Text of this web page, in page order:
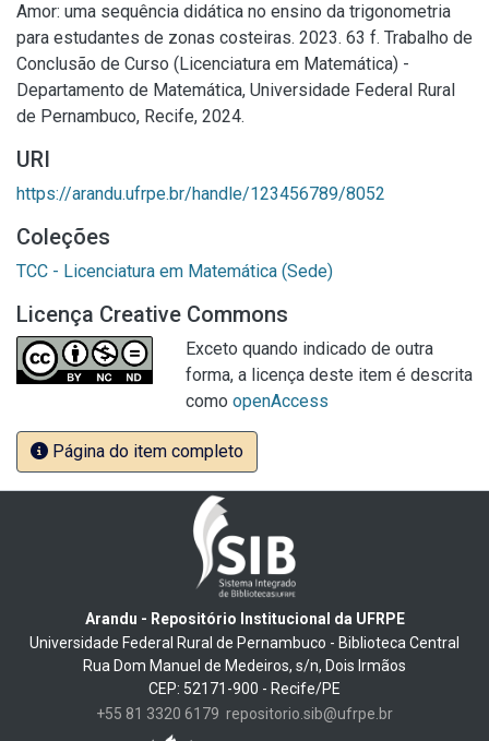
Amor: uma sequência didática no ensino da trigonometria
para estudantes de zonas costeiras. 2023. 63 f. Trabalho de
Conclusão de Curso (Licenciatura em Matemática) -
Departamento de Matemática, Universidade Federal Rural
de Pernambuco, Recife, 2024.
URI
https://arandu.ufrpe.br/handle/123456789/8052
Coleções
TCC - Licenciatura em Matemática (Sede)
Licença Creative Commons
Exceto quando indicado de outra
forma, a licença deste item é descrita
como openAccess
Página do item completo
Arandu - Repositório Institucional da UFRPE
Universidade Federal Rural de Pernambuco - Biblioteca Central
Rua Dom Manuel de Medeiros, s/n, Dois Irmãos
CEP: 52171-900 - Recife/PE
+55 81 3320 6179 repositorio.sib@ufrpe.br